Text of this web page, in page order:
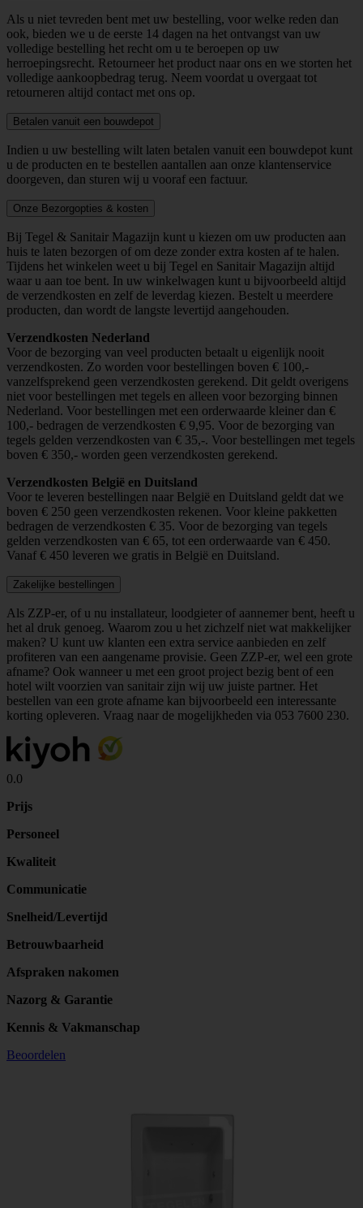
Als u niet tevreden bent met uw bestelling, voor welke reden dan
ook, bieden we u de eerste 14 dagen na het ontvangst van uw
volledige bestelling het recht om u te beroepen op uw
herroepingsrecht. Retourneer het product naar ons en we storten het
volledige aankoopbedrag terug. Neem voordat u overgaat tot
retourneren altijd contact met ons op.
Betalen vanuit een bouwdepot
Indien u uw bestelling wilt laten betalen vanuit een bouwdepot kunt
u de producten en te bestellen aantallen aan onze klantenservice
doorgeven, dan sturen wij u vooraf een factuur.
Onze Bezorgopties & kosten
Bij Tegel & Sanitair Magazijn kunt u kiezen om uw producten aan
huis te laten bezorgen of om deze zonder extra kosten af te halen.
Tijdens het winkelen weet u bij Tegel en Sanitair Magazijn altijd
waar u aan toe bent. In uw winkelwagen kunt u bijvoorbeeld altijd
de verzendkosten en zelf de leverdag kiezen. Bestelt u meerdere
producten, dan wordt de langste levertijd aangehouden.
Verzendkosten Nederland
Voor de bezorging van veel producten betaalt u eigenlijk nooit
verzendkosten. Zo worden voor bestellingen boven € 100,-
vanzelfsprekend geen verzendkosten gerekend. Dit geldt overigens
niet voor bestellingen met tegels en alleen voor bezorging binnen
Nederland. Voor bestellingen met een orderwaarde kleiner dan €
100,- bedragen de verzendkosten € 9,95. Voor de bezorging van
tegels gelden verzendkosten van € 35,-. Voor bestellingen met tegels
boven € 350,- worden geen verzendkosten gerekend.
Verzendkosten België en Duitsland
Voor te leveren bestellingen naar België en Duitsland geldt dat we
boven € 250 geen verzendkosten rekenen. Voor kleine pakketten
bedragen de verzendkosten € 35. Voor de bezorging van tegels
gelden verzendkosten van € 65, tot een orderwaarde van € 450.
Vanaf € 450 leveren we gratis in België en Duitsland.
Zakelijke bestellingen
Als ZZP-er, of u nu installateur, loodgieter of aannemer bent, heeft u
het al druk genoeg. Waarom zou u het zichzelf niet wat makkelijker
maken? U kunt uw klanten een extra service aanbieden en zelf
profiteren van een aangename provisie. Geen ZZP-er, wel een grote
afname? Ook wanneer u met een groot project bezig bent of een
hotel wilt voorzien van sanitair zijn wij uw juiste partner. Het
bestellen van een grote afname kan bijvoorbeeld een interessante
korting opleveren. Vraag naar de mogelijkheden via 053 7600 230.
0.0
Prijs
Personeel
Kwaliteit
Communicatie
Snelheid/Levertijd
Betrouwbaarheid
Afspraken nakomen
Nazorg & Garantie
Kennis & Vakmanschap
Beoordelen